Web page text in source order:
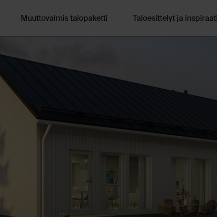
Muuttovalmis talopaketti Taloesittelyt ja